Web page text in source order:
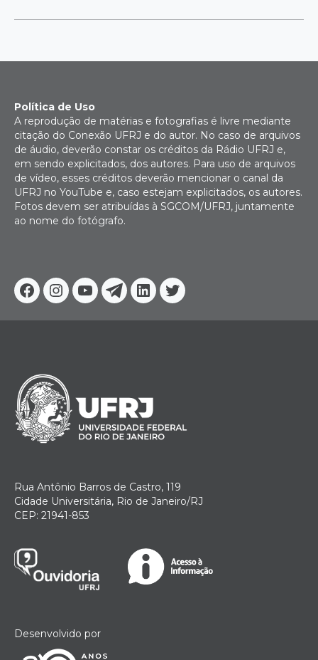
Facebook
Instagram
YoutubeTelegram
Linkedin
Twitter
Política de Uso
A reprodução de matérias e fotografias é livre mediante
citação do Conexão UFRJ e do autor. No caso de arquivos
de áudio, deverão constar os créditos da Rádio UFRJ e,
em sendo explicitados, dos autores. Para uso de arquivos
de vídeo, esses créditos deverão mencionar o canal da
UFRJ no YouTube e, caso estejam explicitados, os autores.
Fotos devem ser atribuídas à SGCOM/UFRJ, juntamente
ao nome do fotógrafo.
Rua Antônio Barros de Castro, 119
Cidade Universitária, Rio de Janeiro/RJ
CEP: 21941-853
Desenvolvido por